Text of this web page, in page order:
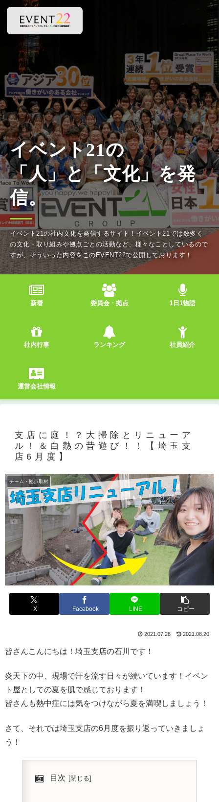
イベント21の社内文化を発信するサイト！イベント21では数多く
の文化・取り組みや拠点ごとの活動など、様々なことしているので
すが、そういった内容をこのEVENT22で公開しております！
新着 委員会・拠点 1日1物語
社内行事 ランキング 社員紹介
運営会社情報
支店に庭！？大掃除とリニューア
ル！＆白熱の昔遊び！！【埼玉支
店6月度】
チーム・拠点取材
X Facebook LINE コピー
2021.07.28 2021.08.20
皆さんこんにちは！埼玉支店の石川です！
炎天下の中、現場で汗を流す日々が続いています！イベン
ト屋としての夏を肌で感じております！
皆さんも熱中症には気をつけながら夏を満喫しましょう！
さて、それでは埼玉支店の6月度を振り返っていきましょ
う！
目次